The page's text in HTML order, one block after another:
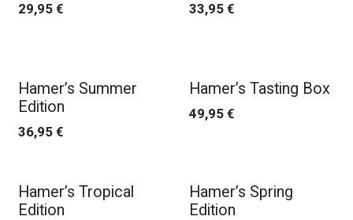
29,95 € 33,95€
Hamer’s Summer
Edition
36,95 €
Hamer’s Tasting Box
49,95€
Hamer’s Tropical
Edition
Hamer’s Spring
Edition